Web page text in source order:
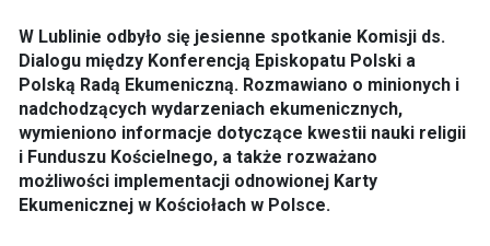
W Lublinie odbyło się jesienne spotkanie Komisji ds.
Dialogu między Konferencją Episkopatu Polski a
Polską Radą Ekumeniczną. Rozmawiano o minionych i
nadchodzących wydarzeniach ekumenicznych,
wymieniono informacje dotyczące kwestii nauki religii
i Funduszu Kościelnego, a także rozważano
możliwości implementacji odnowionej Karty
Ekumenicznej w Kościołach w Polsce.